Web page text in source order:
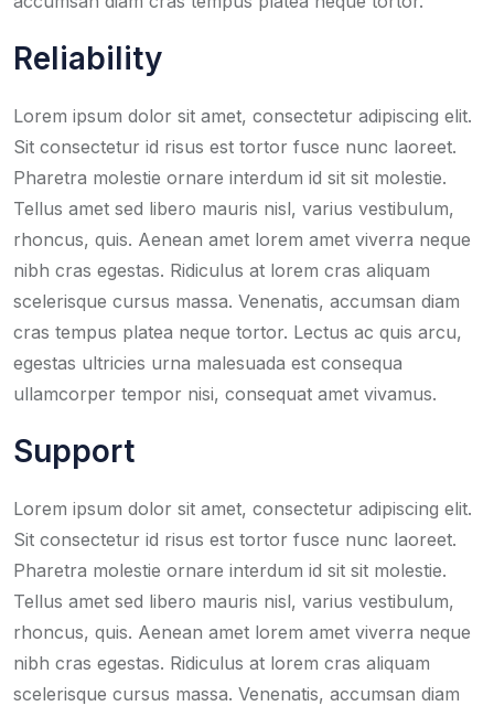
Reliability
Lorem ipsum dolor sit amet, consectetur adipiscing elit.
Sit consectetur id risus est tortor fusce nunc laoreet.
Pharetra molestie ornare interdum id sit sit molestie.
Tellus amet sed libero mauris nisl, varius vestibulum,
rhoncus, quis. Aenean amet lorem amet viverra neque
nibh cras egestas. Ridiculus at lorem cras aliquam
scelerisque cursus massa. Venenatis, accumsan diam
cras tempus platea neque tortor. Lectus ac quis arcu,
egestas ultricies urna malesuada est consequa
ullamcorper tempor nisi, consequat amet vivamus.
Support
Lorem ipsum dolor sit amet, consectetur adipiscing elit.
Sit consectetur id risus est tortor fusce nunc laoreet.
Pharetra molestie ornare interdum id sit sit molestie.
Tellus amet sed libero mauris nisl, varius vestibulum,
rhoncus, quis. Aenean amet lorem amet viverra neque
nibh cras egestas. Ridiculus at lorem cras aliquam
scelerisque cursus massa. Venenatis, accumsan diam